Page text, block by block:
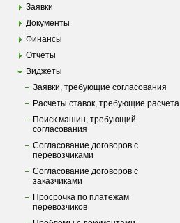
Заявки
Документы
Финансы
Отчеты
Виджеты
Заявки, требующие согласования
Расчеты ставок, требующие расчета
Поиск машин, требующий
согласования
Согласование договоров с
перевозчиками
Согласование договоров с
заказчиками
Просрочка по платежам
перевозчиков